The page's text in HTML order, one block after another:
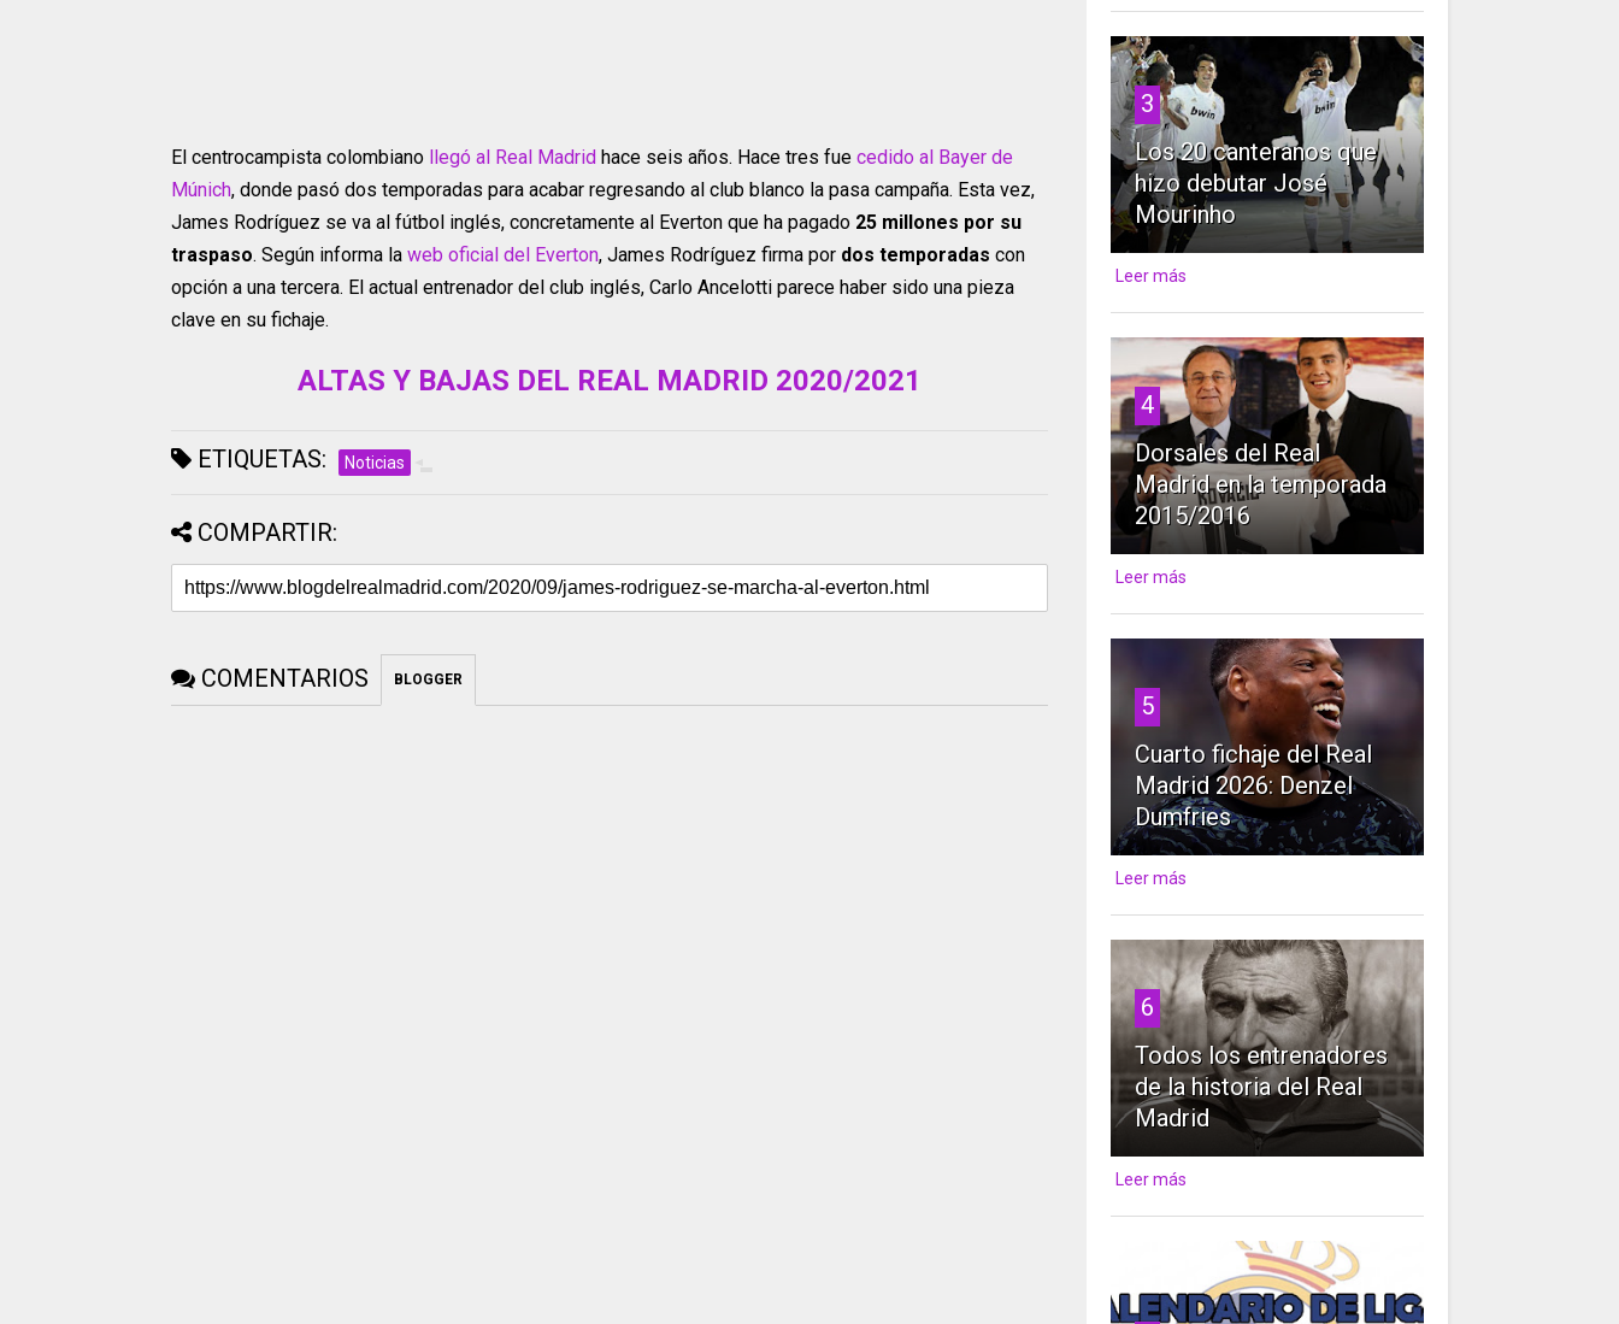
El centrocampista colombiano llegó al Real Madrid hace seis años. Hace tres fue cedido al Bayer de
Múnich, donde pasó dos temporadas para acabar regresando al club blanco la pasa campaña. Esta vez,
James Rodríguez se va al fútbol inglés, concretamente al Everton que ha pagado 25 millones por su
traspaso. Según informa la web oficial del Everton, James Rodríguez firma por dos temporadas con
opción a una tercera. El actual entrenador del club inglés, Carlo Ancelotti parece haber sido una pieza
clave en su fichaje.
ALTAS Y BAJAS DEL REAL MADRID 2020/2021
ETIQUETAS: Noticias
COMPARTIR:
COMENTARIOS BLOGGER
3
Los 20 canteranos que
hizo debutar José
Mourinho
Leer más
4
Dorsales del Real
Madrid en la temporada
2015/2016
Leer más
5
Cuarto fichaje del Real
Madrid 2026: Denzel
Dumfries
Leer más
6
Todos los entrenadores
de la historia del Real
Madrid
Leer más